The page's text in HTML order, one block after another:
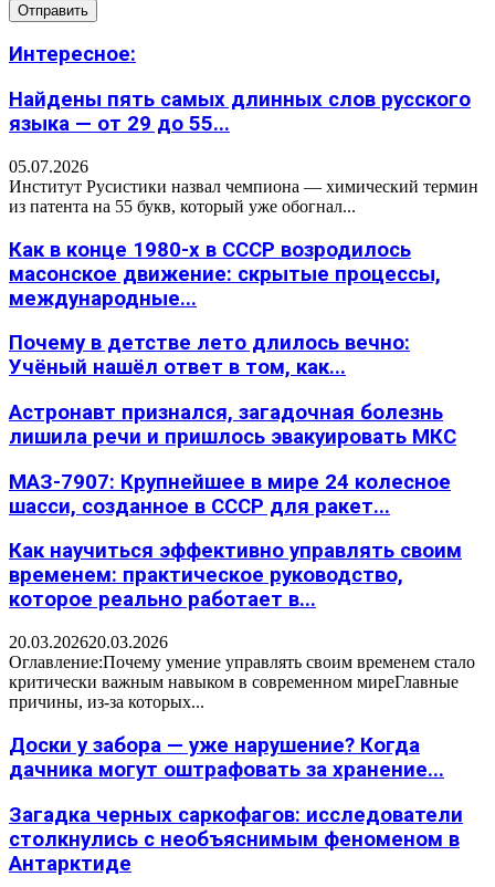
Интересное:
Найдены пять самых длинных слов русского
языка — от 29 до 55...
05.07.2026
Институт Русистики назвал чемпиона — химический термин
из патента на 55 букв, который уже обогнал...
Как в конце 1980-х в СССР возродилось
масонское движение: скрытые процессы,
международные...
Почему в детстве лето длилось вечно:
Учёный нашёл ответ в том, как...
Астронавт признался, загадочная болезнь
лишила речи и пришлось эвакуировать МКС
МАЗ-7907: Крупнейшее в мире 24 колесное
шасси, созданное в СССР для ракет...
Как научиться эффективно управлять своим
временем: практическое руководство,
которое реально работает в...
20.03.202620.03.2026
Оглавление:Почему умение управлять своим временем стало
критически важным навыком в современном миреГлавные
причины, из-за которых...
Доски у забора — уже нарушение? Когда
дачника могут оштрафовать за хранение...
Загадка черных саркофагов: исследователи
столкнулись с необъяснимым феноменом в
Антарктиде